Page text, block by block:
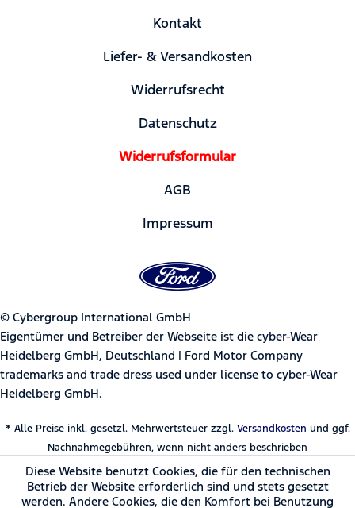
Kontakt
Liefer- & Versandkosten
Widerrufsrecht
Datenschutz
Widerrufsformular
AGB
Impressum
© Cybergroup International GmbH
Eigentümer und Betreiber der Webseite ist die cyber-Wear
Heidelberg GmbH, Deutschland | Ford Motor Company
trademarks and trade dress used under license to cyber-Wear
Heidelberg GmbH.
* Alle Preise inkl. gesetzl. Mehrwertsteuer zzgl. Versandkosten und ggf.
Nachnahmegebühren, wenn nicht anders beschrieben
Diese Website benutzt Cookies, die für den technischen
Betrieb der Website erforderlich sind und stets gesetzt
werden. Andere Cookies, die den Komfort bei Benutzung